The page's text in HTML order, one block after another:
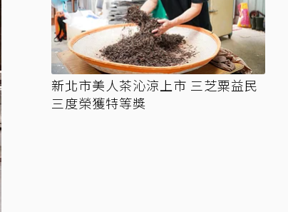
新北市美人茶沁涼上市 三芝粟益民
三度榮獲特等獎